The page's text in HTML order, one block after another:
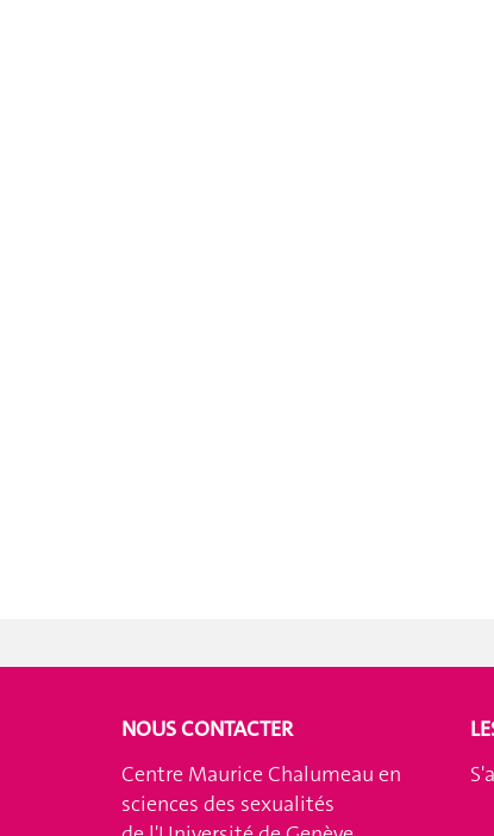
NOUS CONTACTER
Centre Maurice Chalumeau en
sciences des sexualités